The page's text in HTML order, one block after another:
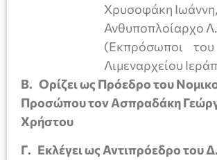
Χρυσοφάκη
Ανθυποπλοίαρχο
(Εκπρόσωποι του
Λιμεναρχείου
Β. Ορίζει ως Πρόεδρο του
Προσώπου τον Ασπραδάκη
Χρήστου
Γ. Εκλέγει ως Αντιπρόεδρο του